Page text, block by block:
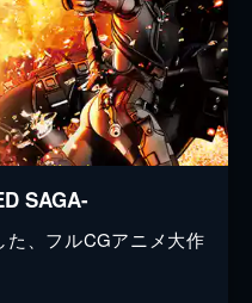
SAGA-
、フルCGアニメ大作